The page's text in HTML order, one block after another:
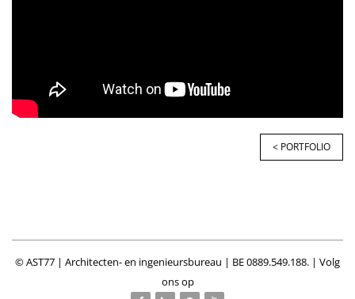
< PORTFOLIO
© AST77 | Architecten- en ingenieursbureau | BE 0889.549.188. | Volg
ons op